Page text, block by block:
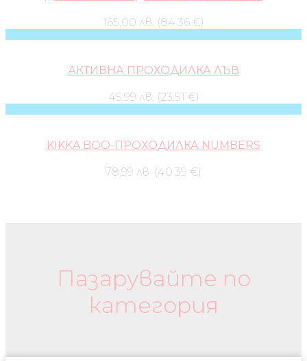
165,00 лв. (84.36 €)
АКТИВНА ПРОХОДИЛКА ЛЪВ
45,99 лв. (23.51 €)
KIKKA BOO-ПРОХОДИЛКА NUMBERS
78,99 лв. (40.39 €)
Пазарувайте по
категория